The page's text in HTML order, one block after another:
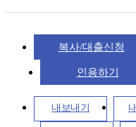
복사/대출신청
인용하기
내보내기